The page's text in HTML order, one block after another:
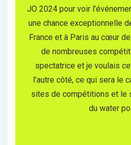
JO 2024 pour voir
une chance exceptionnelle
France et à Paris au cœur
de nombreuses
spectatrice et je voulais
l’autre côté, ce qui sera le
sites de compétitions et le
du water